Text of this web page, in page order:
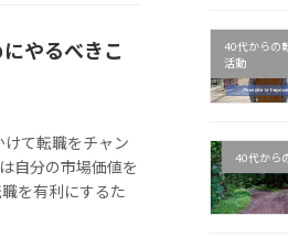
やるべきこ
て転職をチャン
自分の市場価値を
を有利にするた
40代からの
活動
40代から